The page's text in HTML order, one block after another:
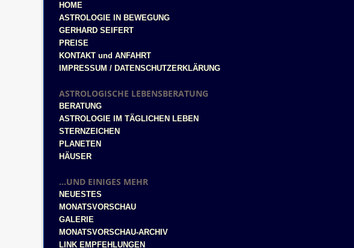
HOME
ASTROLOGIE IN BEWEGUNG
GERHARD SEIFERT
PREISE
KONTAKT und ANFAHRT
IMPRESSUM / DATENSCHUTZERKLÄRUNG
ASTROLOGISCHE LEBENSBERATUNG
BERATUNG
ASTROLOGIE IM TÄGLICHEN LEBEN
STERNZEICHEN
PLANETEN
HÄUSER
...UND EINIGES MEHR
NEUESTES
MONATSVORSCHAU
GALERIE
MONATSVORSCHAU-ARCHIV
LINK EMPFEHLUNGEN